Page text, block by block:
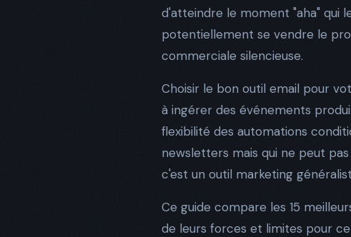
d'atteindre le moment "aha" qui
potentiellement se vendre le
commerciale silencieuse.
Choisir le bon outil email pour
à ingérer des événements
flexibilité des automations
newsletters mais qui ne peut
c'est un outil marketing
Ce guide compare les 15
de leurs forces et limites pour